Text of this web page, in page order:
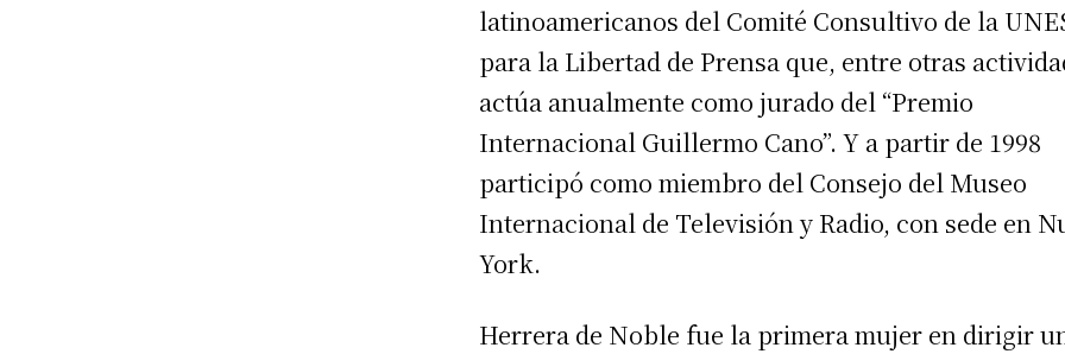
latinoamericanos del Comité Consultivo de la
para la Libertad de Prensa que, entre otras
actúa anualmente como jurado del “Premio
Internacional Guillermo Cano”. Y a partir de 1998
participó como miembro del Consejo del Museo
Internacional de Televisión y Radio, con sede en
York.
Herrera de Noble fue la primera mujer en dirigir